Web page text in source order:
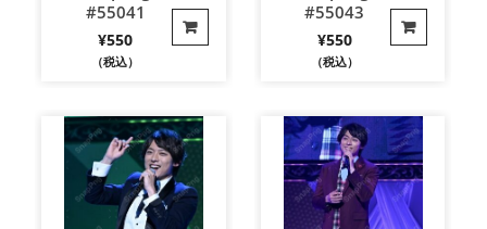
#55041
¥550
（税込）
#55043
¥550
（税込）